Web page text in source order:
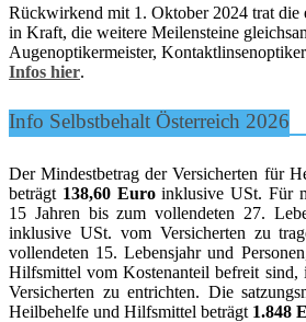
Rückwirkend mit 1. Oktober 2024 trat die
in Kraft, die weitere Meilensteine
Augenoptikermeister,
Infos hier.
Info Selbstbehalt Österreich 2026
Der Mindestbetrag der Versicherten für
beträgt 138,60 Euroinklusive USt. Für
15 Jahren bis zum vollendeten 27.
inklusive USt. vom Versicherten zu
vollendeten 15. Lebensjahr und
Hilfsmittel vom Kostenanteil befreit sind,
Versicherten zu entrichten. Die
Heilbehelfe und Hilfsmittel beträgt 1.848